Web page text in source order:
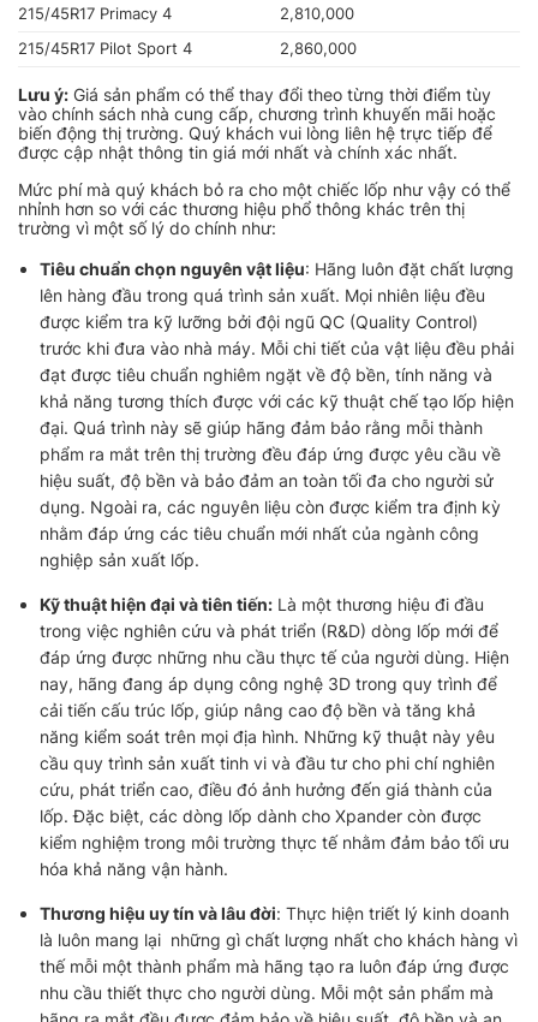
215/45R17 Primacy 4
2,810,000
215/45R17 Pilot Sport 4
2,860,000
Lưu ý: Giá sản phẩm có thể thay đổi theo từng thời điểm tùy
vào chính sách nhà cung cấp, chương trình khuyến mãi hoặc
biến động thị trường. Quý khách vui lòng liên hệ trực tiếp để
được cập nhật thông tin giá mới nhất và chính xác nhất.
Mức phí mà quý khách bỏ ra cho một chiếc lốp như vậy có thể
nhỉnh hơn so với các thương hiệu phổ thông khác trên thị
trường vì một số lý do chính như:
Tiêu chuẩn chọn nguyên vật liệu: Hãng luôn đặt chất lượng
lên hàng đầu trong quá trình sản xuất. Mọi nhiên liệu đều
được kiểm tra kỹ lưỡng bởi đội ngũ QC (Quality Control)
trước khi đưa vào nhà máy. Mỗi chi tiết của vật liệu đều phải
đạt được tiêu chuẩn nghiêm ngặt về độ bền, tính năng và
khả năng tương thích được với các kỹ thuật chế tạo lốp hiện
đại. Quá trình này sẽ giúp hãng đảm bảo rằng mỗi thành
phẩm ra mắt trên thị trường đều đáp ứng được yêu cầu về
hiệu suất, độ bền và bảo đảm an toàn tối đa cho người sử
dụng. Ngoài ra, các nguyên liệu còn được kiểm tra định kỳ
nhằm đáp ứng các tiêu chuẩn mới nhất của ngành công
nghiệp sản xuất lốp.
Kỹ thuật hiện đại và tiên tiến: Là một thương hiệu đi đầu
trong việc nghiên cứu và phát triển (R&D) dòng lốp mới để
đáp ứng được những nhu cầu thực tế của người dùng. Hiện
nay, hãng đang áp dụng công nghệ 3D trong quy trình để
cải tiến cấu trúc lốp, giúp nâng cao độ bền và tăng khả
năng kiểm soát trên mọi địa hình. Những kỹ thuật này yêu
cầu quy trình sản xuất tinh vi và đầu tư cho phi chí nghiên
cứu, phát triển cao, điều đó ảnh hưởng đến giá thành của
lốp. Đặc biệt, các dòng lốp dành cho Xpander còn được
kiểm nghiệm trong môi trường thực tế nhằm đảm bảo tối ưu
hóa khả năng vận hành.
Thương hiệu uy tín và lâu đời: Thực hiện triết lý kinh doanh
là luôn mang lại những gì chất lượng nhất cho khách hàng vì
thế mỗi một thành phẩm mà hãng tạo ra luôn đáp ứng được
nhu cầu thiết thực cho người dùng. Mỗi một sản phẩm mà